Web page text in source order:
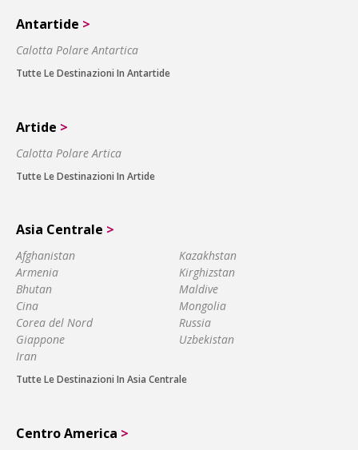
Antartide >
Calotta Polare Antartica
Tutte Le Destinazioni In Antartide
Artide >
Calotta Polare Artica
Tutte Le Destinazioni In Artide
Asia Centrale >
Afghanistan
Armenia
Bhutan
Cina
Corea del Nord
Giappone
Iran
Kazakhstan
Kirghizstan
Maldive
Mongolia
Russia
Uzbekistan
Tutte Le Destinazioni In Asia Centrale
Centro America >